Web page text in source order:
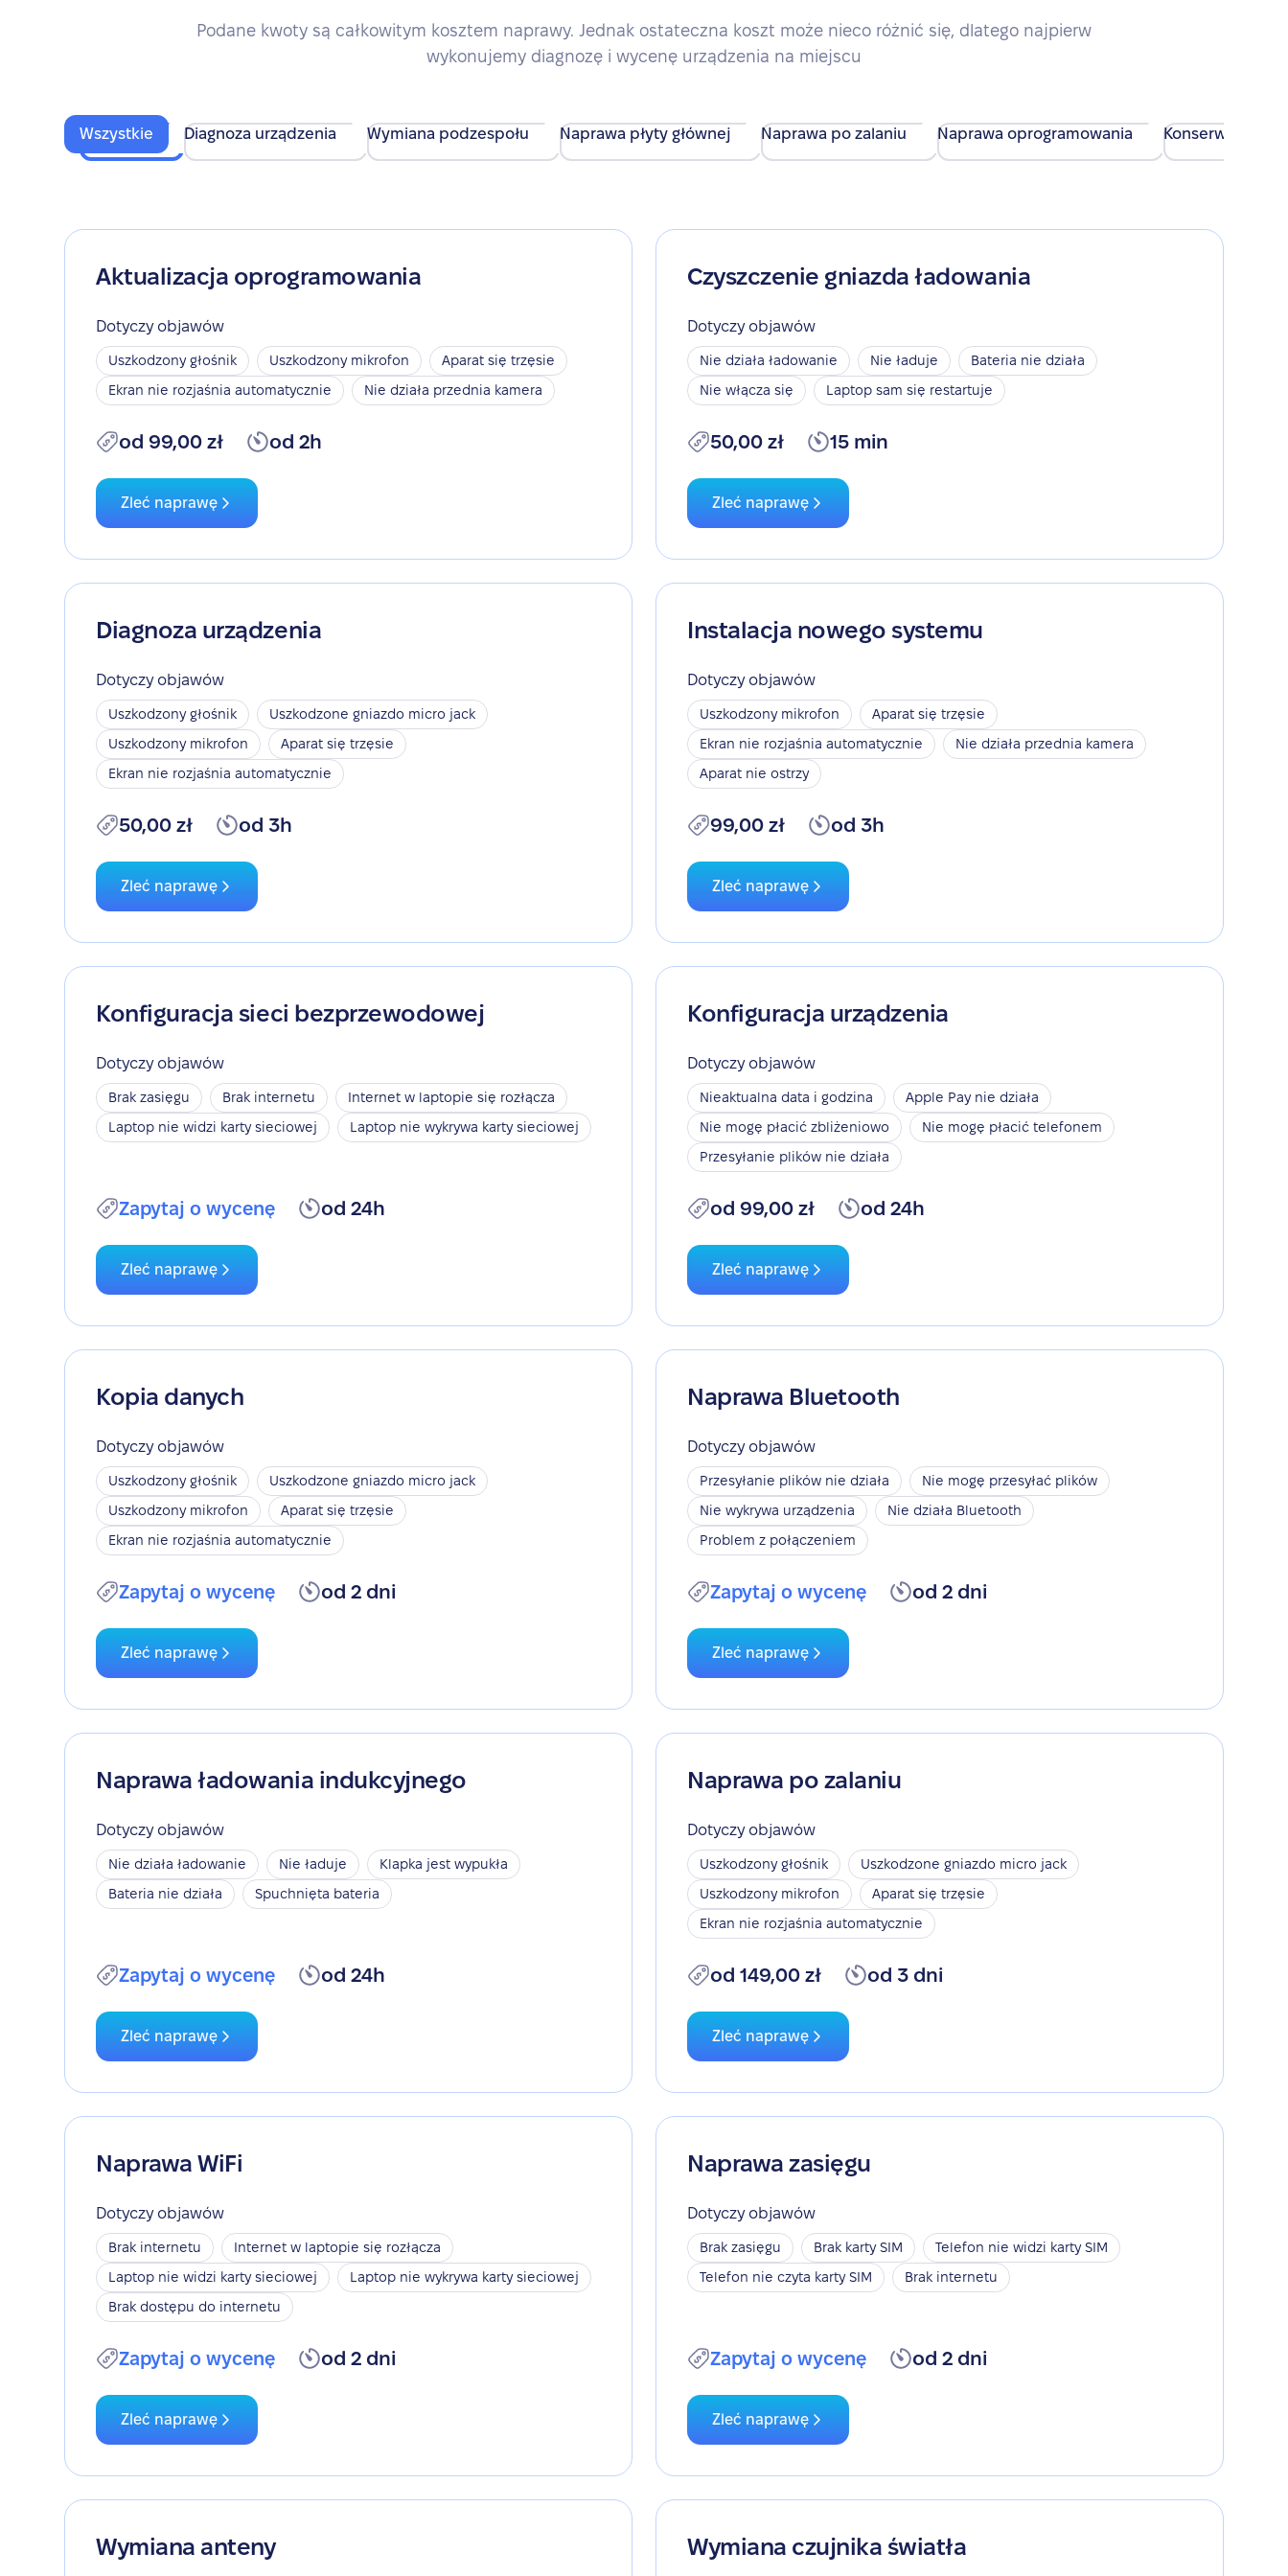
Podane kwoty są całkowitym kosztem naprawy. Jednak ostateczna koszt może nieco różnić się, dlatego najpierw
wykonujemy diagnozę i wycenę urządzenia na miejscu
Wszystkie Diagnoza urządzenia Wymiana podzespołu Naprawa płyty głównej Naprawa po zalaniu Naprawa oprogramowania Konserwacja
Aktualizacja oprogramowania
Dotyczy objawów
Uszkodzony głośnik Uszkodzony mikrofon
Aparat się trzęsie
Ekran nie rozjaśnia automatycznie
Nie działa przednia kamera
od 99,00 zł od 2h
Zleć naprawę
Czyszczenie gniazda ładowania
Dotyczy objawów
Nie działa ładowanie Nie ładuje
Bateria nie działa
Nie włącza się
Laptop sam się restartuje
50,00 zł 15 min
Zleć naprawę
Diagnoza urządzenia
Dotyczy objawów
Uszkodzony głośnik
Uszkodzone gniazdo micro jack
Uszkodzony mikrofon
Aparat się trzęsie
Ekran nie rozjaśnia automatycznie
50,00 zł od 3h
Zleć naprawę
Instalacja nowego systemu
Dotyczy objawów
Uszkodzony mikrofon
Aparat się trzęsie
Ekran nie rozjaśnia automatycznie
Nie działa przednia kamera
Aparat nie ostrzy
99,00 zł od 3h
Zleć naprawę
Konfiguracja sieci bezprzewodowej
Dotyczy objawów
Brak zasięgu Brak internetu
Internet w laptopie się rozłącza
Laptop nie widzi karty sieciowej
Laptop nie wykrywa karty sieciowej
Zapytaj o wycenę od 24h
Zleć naprawę
Konfiguracja urządzenia
Dotyczy objawów
Nieaktualna data i godzina
Apple Pay nie działa
Nie mogę płacić zbliżeniowo
Nie mogę płacić telefonem
Przesyłanie plików nie działa
od 99,00 zł od 24h
Zleć naprawę
Kopia danych
Dotyczy objawów
Uszkodzony głośnik
Uszkodzone gniazdo micro jack
Uszkodzony mikrofon
Aparat się trzęsie
Ekran nie rozjaśnia automatycznie
Zapytaj o wycenę od 2 dni
Zleć naprawę
Naprawa Bluetooth
Dotyczy objawów
Przesyłanie plików nie działa
Nie mogę przesyłać plików
Nie wykrywa urządzenia
Nie działa Bluetooth
Problem z połączeniem
Zapytaj o wycenę od 2 dni
Zleć naprawę
Naprawa ładowania indukcyjnego
Dotyczy objawów
Nie działa ładowanie Nie ładuje
Klapka jest wypukła
Bateria nie działa
Spuchnięta bateria
Zapytaj o wycenę od 24h
Zleć naprawę
Naprawa po zalaniu
Dotyczy objawów
Uszkodzony głośnik
Uszkodzone gniazdo micro jack
Uszkodzony mikrofon
Aparat się trzęsie
Ekran nie rozjaśnia automatycznie
od 149,00 zł od 3 dni
Zleć naprawę
Naprawa WiFi
Dotyczy objawów
Brak internetu
Internet w laptopie się rozłącza
Laptop nie widzi karty sieciowej
Laptop nie wykrywa karty sieciowej
Brak dostępu do internetu
Zapytaj o wycenę od 2 dni
Zleć naprawę
Naprawa zasięgu
Dotyczy objawów
Brak zasięgu Brak karty SIM
Telefon nie widzi karty SIM
Telefon nie czyta karty SIM
Brak internetu
Zapytaj o wycenę od 2 dni
Zleć naprawę
Wymiana anteny Wymiana czujnika światła